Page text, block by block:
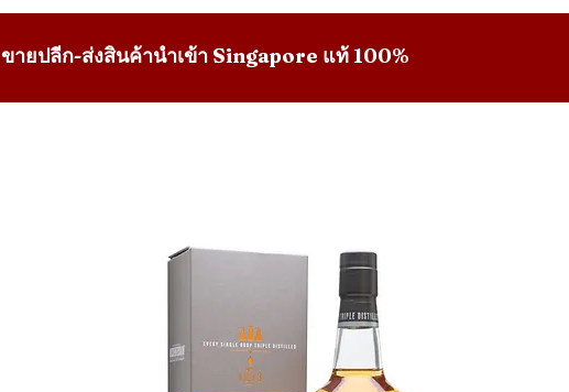
ขายปลีก-ส่งสินค้านำเข้า Singapore แท้ 100%